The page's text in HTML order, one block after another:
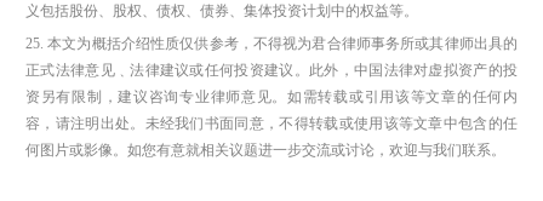
义包括股份、股权、债权、债券、集体投资计划中的权益等。
25. 本文为概括介绍性质仅供参考，不得视为君合律师事务所或其律师出具的
正式法律意见﹑法律建议或任何投资建议。此外，中国法律对虚拟资产的投
资另有限制，建议咨询专业律师意见。如需转载或引用该等文章的任何内
容，请注明出处。未经我们书面同意，不得转载或使用该等文章中包含的任
何图片或影像。如您有意就相关议题进一步交流或讨论，欢迎与我们联系。